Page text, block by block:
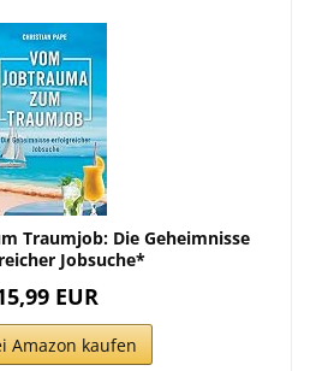
Traumjob: Die Geheimnisse
Jobsuche*
EUR
Amazon kaufen